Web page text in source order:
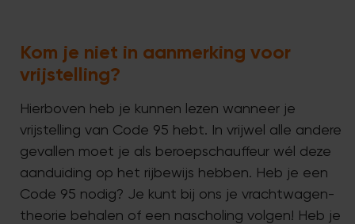
Kom je niet in aanmerking voor
vrijstelling?
Hierboven heb je kunnen lezen wanneer je
vrijstelling van Code 95 hebt. In vrijwel alle andere
gevallen moet je als beroepschauffeur wél deze
aanduiding op het rijbewijs hebben. Heb je een
Code 95 nodig? Je kunt bij ons je vrachtwagen-
theorie behalen of een nascholing volgen! Heb je